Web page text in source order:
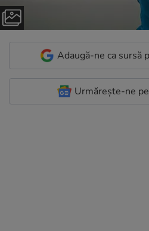
Adaugă-ne ca sursă
Urmărește-ne